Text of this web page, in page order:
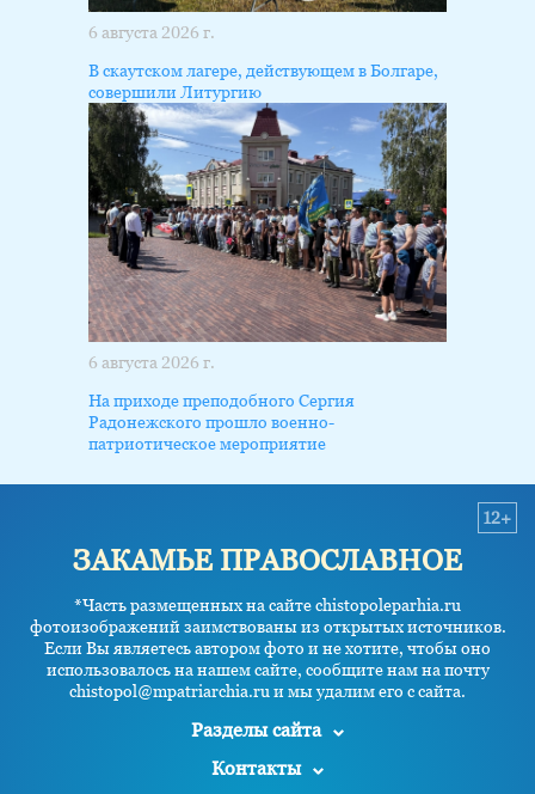
6 августа 2026 г.
В скаутском лагере, действующем в Болгаре,
совершили Литургию
6 августа 2026 г.
На приходе преподобного Сергия
Радонежского прошло военно-
патриотическое мероприятие
ЗАКАМЬЕ ПРАВОСЛАВНОЕ
*Часть размещенных на сайте chistopoleparhia.ru
фотоизображений заимствованы из открытых источников.
Если Вы являетесь автором фото и не хотите, чтобы оно
использовалось на нашем сайте, сообщите нам на почту
chistopol@mpatriarchia.ru и мы удалим его с сайта.
12+
Разделы сайта
Контакты